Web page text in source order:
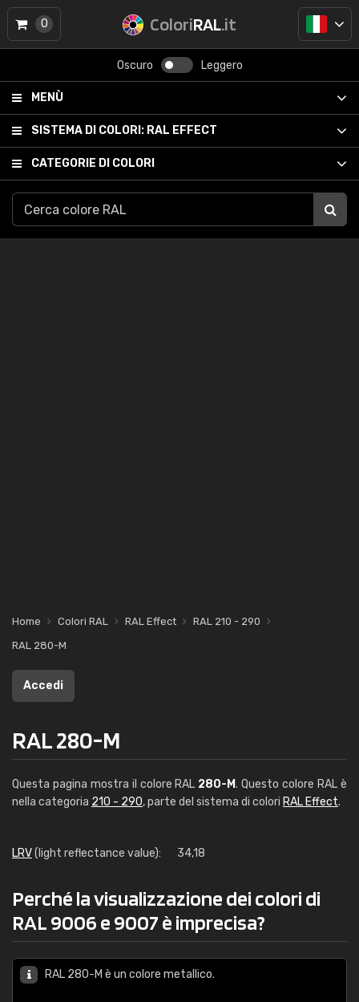
ColoriRAL.it
Oscuro Leggero
MENÙ
SISTEMA DI COLORI: RAL EFFECT
CATEGORIE DI COLORI
0
Home Colori RAL RAL Effect
RAL 210 - 290
RAL 280-M
Accedi
RAL 280-M
Questa pagina mostra il colore RAL 280-M. Questo colore RAL è
nella categoria 210 - 290, parte del sistema di colori RAL Effect.
LRV(light reflectance value): 34,18
Perché la visualizzazione dei colori di
RAL 9006 e 9007 è imprecisa?
RAL 280-M è un colore metallico.